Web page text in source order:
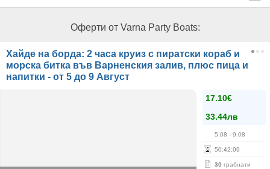
Оферти от Varna Party Boats:
Хайде на борда: 2 часа круиз с пиратски кораб и
морска битка във Варненския залив, плюс пица и
напитки - от 5 до 9 Август
17.10€
33.44лв
5.08 - 9.08
50:42:09
30 грабнати